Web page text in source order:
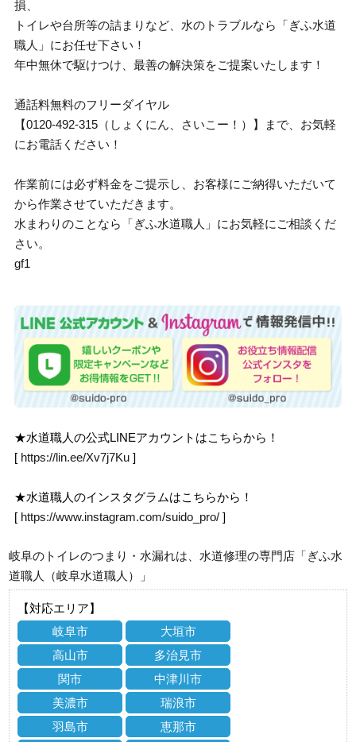
損、
トイレや台所等の詰まりなど、水のトラブルなら「ぎふ水道
職人」にお任せ下さい！
年中無休で駆けつけ、最善の解決策をご提案いたします！
通話料無料のフリーダイヤル
【0120-492-315（しょくにん、さいこー！）】まで、お気軽
にお電話ください！
作業前には必ず料金をご提示し、お客様にご納得いただいて
から作業させていただきます。
水まわりのことなら「ぎふ水道職人」にお気軽にご相談くだ
さい。
gf1
★水道職人の公式LINEアカウントはこちらから！
[ https://lin.ee/Xv7j7Ku ]
★水道職人のインスタグラムはこちらから！
[ https://www.instagram.com/suido_pro/ ]
岐阜のトイレのつまり・水漏れは、水道修理の専門店「ぎふ水
道職人（岐阜水道職人）」
【対応エリア】
岐阜市
大垣市
高山市
多治見市
関市
中津川市
美濃市
瑞浪市
羽島市
恵那市